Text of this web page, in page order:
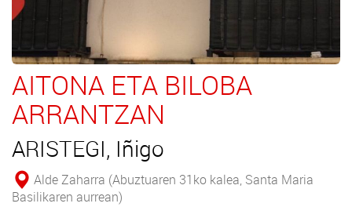
AITONA ETA BILOBA
ARRANTZAN
ARISTEGI, Iñigo
Alde Zaharra (Abuztuaren 31ko kalea, Santa Maria
Basilikaren aurrean)